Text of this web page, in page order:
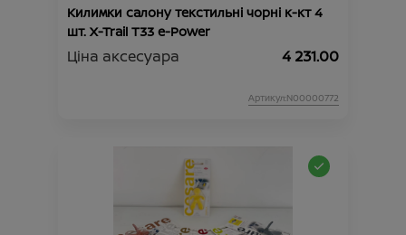
Килимки салону текстильні чорні к-кт 4
шт. X-Trail T33 e-Power
Ціна аксесуара 4 231.00
Артикул:N00000772